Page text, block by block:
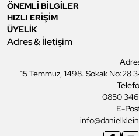
ÖNEMLİ BİLGİLER
HIZLI ERİŞİM
ÜYELİK
Adres & İletişim
15 Temmuz, 1498. Sokak No:28
0850 346
E-